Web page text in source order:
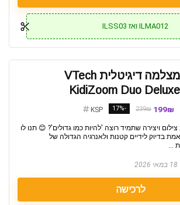
ILMA012 ואז ILSS03
מצלמה דיגיטלית VTech
KidiZoom Duo Deluxe
199₪
239₪
-17%
KSP
ויצירה שתמיד רוצה 'להיות כמו גדולים'? 😊 תנו לו
בדיוק לידיים קטנות ולאנרגיה הגדולה של
...
18 במאי 2026
לרכישה